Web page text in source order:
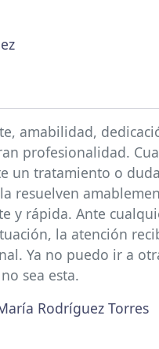
amabilidad,
profesionalidad.
un tratamiento o
resuelven
y rápida. Ante
la atención
Ya no puedo ir a
sea esta.
Rodrí­guez Torres